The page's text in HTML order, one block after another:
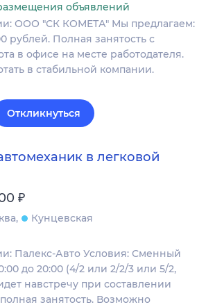
объявлений
ООО "СК КОМЕТА" Мы предлагаем:
рублей. Полная занятость с
в офисе на месте работодателя.
в стабильной компании.
Откликнуться
в легковой
₽
Кунцевская
Палекс-Авто Условия: Сменный
до 20:00 (4/2 или 2/2/3 или 5/2,
навстречу при составлении
занятость. Возможно